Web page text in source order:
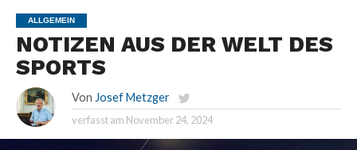
ALLGEMEIN
NOTIZEN AUS DER WELT DES
SPORTS
Von Josef Metzger
verfasst am November 24, 2024